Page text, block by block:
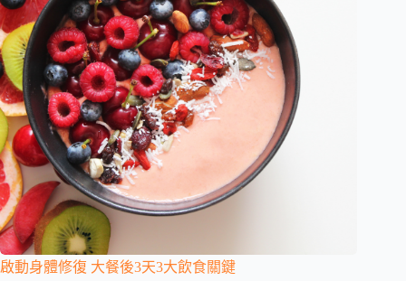
啟動身體修復 大餐後3天3大飲食關鍵